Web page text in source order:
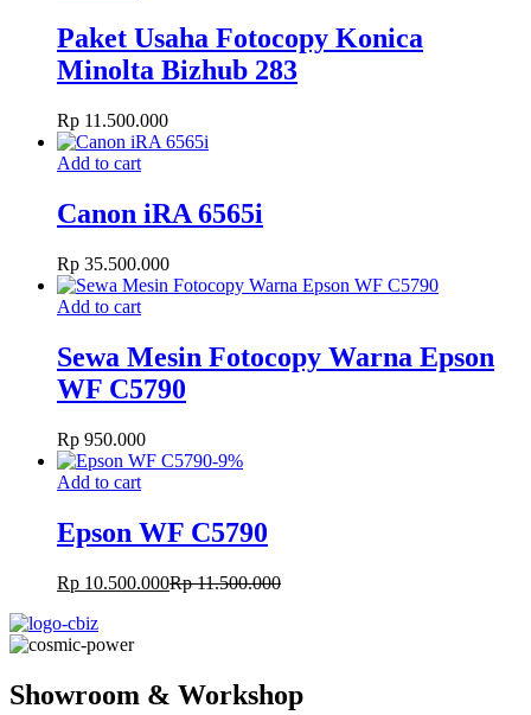
Paket Usaha Fotocopy Konica
Minolta Bizhub 283
Rp 11.500.000
Add to cart
Canon iRA 6565i
Rp 35.500.000
Add to cart
Sewa Mesin Fotocopy Warna Epson
WF C5790
Rp 950.000
-9%
Add to cart
Epson WF C5790
Rp 10.500.000Rp11.500.000
Showroom & Workshop